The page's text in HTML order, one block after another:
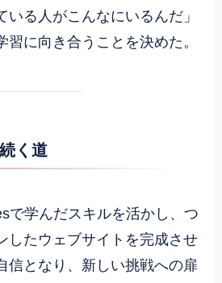
いる人がこんなにいるんだ」
習に向き合うことを決めた。
く道
で学んだスキルを活かし、つ
したウェブサイトを完成させ
信となり、新しい挑戦への扉